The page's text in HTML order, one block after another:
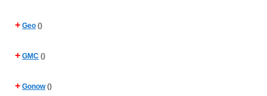
+ Geo ()
+ GMC ()
+ Gonow()